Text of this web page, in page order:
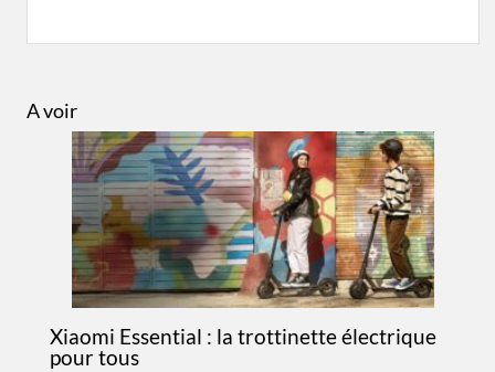
A voir
Xiaomi Essential : la trottinette électrique
pour tous